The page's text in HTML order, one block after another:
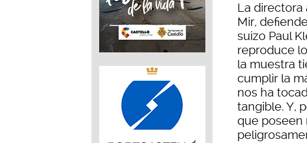
La directora
Mir,
suizo Paul
reproduce
la muestra
cumplir la
nos ha
tangible. Y,
que poseen